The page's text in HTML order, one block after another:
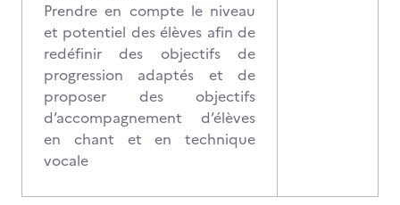
Prendre en compte le niveau
et potentiel des élèves afin de
redéfinir des objectifs de
progression adaptés et de
proposer des objectifs
d’accompagnement d’élèves
en chant et en technique
vocale